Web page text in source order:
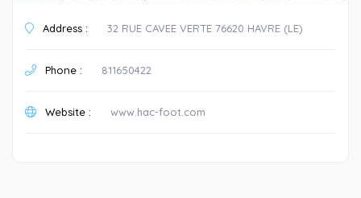
Address : 32 RUE CAVEE VERTE 76620 HAVRE (LE)
Phone : 811650422
Website : www.hac-foot.com